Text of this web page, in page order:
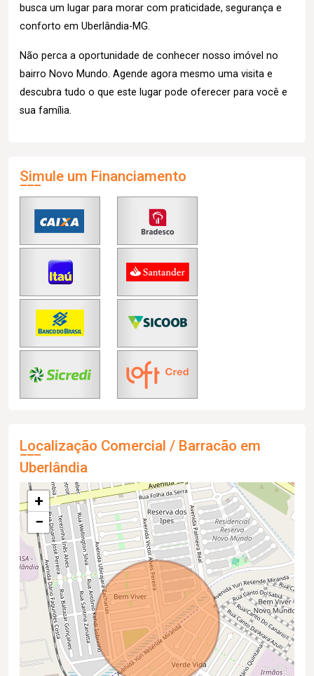
busca um lugar para morar com praticidade, segurança e
conforto em Uberlândia-MG.
Não perca a oportunidade de conhecer nosso imóvel no
bairro Novo Mundo. Agende agora mesmo uma visita e
descubra tudo o que este lugar pode oferecer para você e
sua família.
Simule um Financiamento
Localização Comercial / Barracão em
Uberlândia
+
−